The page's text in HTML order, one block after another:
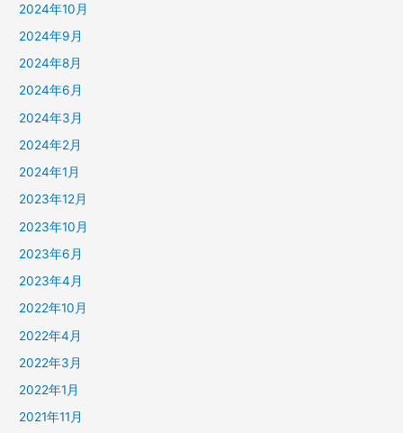
2024年10月
2024年9月
2024年8月
2024年6月
2024年3月
2024年2月
2024年1月
2023年12月
2023年10月
2023年6月
2023年4月
2022年10月
2022年4月
2022年3月
2022年1月
2021年11月